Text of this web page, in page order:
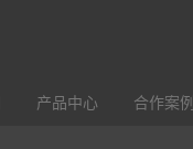
产品中心 合作案例